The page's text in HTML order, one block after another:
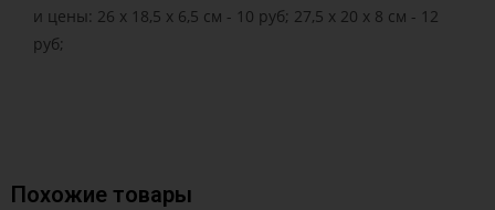
и цены: 26 х 18,5 х 6,5 см - 10 руб; 27,5 х 20 х 8 см - 12
руб;
Похожие товары